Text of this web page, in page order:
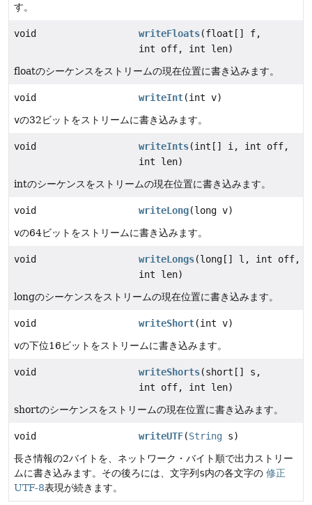
す。
void writeFloats(float[] f,
int off, int len)
floatのシーケンスをストリームの現在位置に書き込みます。
void writeInt(int v)
vの32ビットをストリームに書き込みます。
void writeInts(int[] i, int off,
int len)
intのシーケンスをストリームの現在位置に書き込みます。
void writeLong(long v)
vの64ビットをストリームに書き込みます。
void writeLongs(long[] l, int off,
int len)
longのシーケンスをストリームの現在位置に書き込みます。
void writeShort(int v)
vの下位16ビットをストリームに書き込みます。
void writeShorts(short[] s,
int off, int len)
shortのシーケンスをストリームの現在位置に書き込みます。
void writeUTF(String s)
長さ情報の2バイトを、ネットワーク・バイト順で出力ストリー
ムに書き込みます。その後ろには、文字列 s内の各文字の 修正
UTF-8表現が続きます。